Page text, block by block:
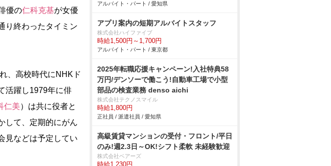
優の仁科克基が女優
り終わったタイミン
、高校時代にNHKド
活躍し1979年に俳
仁美）は共に役者と
して、定期的にがん
見などは予定してい
アルバイト・パート / 愛知県
アプリ案内の短期アルバイトスタッフ
株式会社ハイファイブ
時給1,500円～1,700円
アルバイト・パート / 東京都
2025年転職応援キャンペーン!入社特典58
万円/デンソーで働こう!自動車工場で小型
部品の検査業務 denso aichi
株式会社テクノスマイル
時給1,800円
正社員 / 派遣社員 / 愛知県
高級賃貸マンションの受付・フロント/平日
のみ!週2.3日～OK!シフト柔軟 未経験歓迎
株式会社ベアーズ
時給1,230円